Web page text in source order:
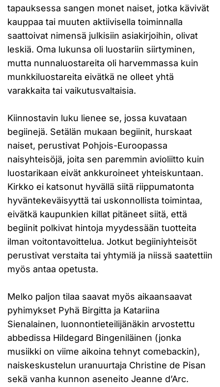
tapauksessa sangen monet naiset, jotka kävivät
kauppaa tai muuten aktiivisella toiminnalla
saattoivat nimensä julkisiin asiakirjoihin, olivat
leskiä. Oma lukunsa oli luostariin siirtyminen,
mutta nunnaluostareita oli harvemmassa kuin
munkkiluostareita eivätkä ne olleet yhtä
varakkaita tai vaikutusvaltaisia.
Kiinnostavin luku lienee se, jossa kuvataan
begiinejä. Setälän mukaan begiinit, hurskaat
naiset, perustivat Pohjois-Euroopassa
naisyhteisöjä, joita sen paremmin avioliitto kuin
luostarikaan eivät ankkuroineet yhteiskuntaan.
Kirkko ei katsonut hyvällä siitä riippumatonta
hyväntekeväisyyttä tai uskonnollista toimintaa,
eivätkä kaupunkien killat pitäneet siitä, että
begiinit polkivat hintoja myydessään tuotteita
ilman voitontavoittelua. Jotkut begiiniyhteisöt
perustivat verstaita tai yhtymiä ja niissä saatettiin
myös antaa opetusta.
Melko paljon tilaa saavat myös aikaansaavat
pyhimykset Pyhä Birgitta ja Katariina
Sienalainen, luonnontieteilijänäkin arvostettu
abbedissa Hildegard Bingeniläinen (jonka
musiikki on viime aikoina tehnyt comebackin),
naiskeskustelun uranuurtaja Christine de Pisan
sekä vanha kunnon aseneito Jeanne d’Arc.